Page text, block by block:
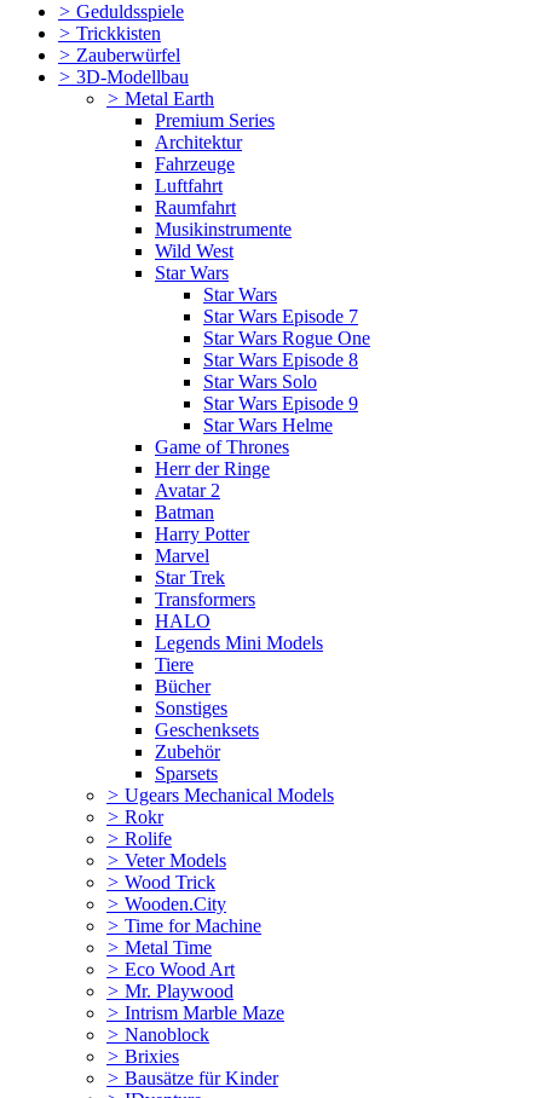
> Geduldsspiele
> Trickkisten
> Zauberwürfel
> 3D-Modellbau
> Metal Earth
Premium Series
Architektur
Fahrzeuge
Luftfahrt
Raumfahrt
Musikinstrumente
Wild West
Star Wars
Star Wars
Star Wars Episode 7
Star Wars Rogue One
Star Wars Episode 8
Star Wars Solo
Star Wars Episode 9
Star Wars Helme
Game of Thrones
Herr der Ringe
Avatar 2
Batman
Harry Potter
Marvel
Star Trek
Transformers
HALO
Legends Mini Models
Tiere
Bücher
Sonstiges
Geschenksets
Zubehör
Sparsets
> Ugears Mechanical Models
> Rokr
> Rolife
> Veter Models
> Wood Trick
> Wooden.City
> Time for Machine
> Metal Time
> Eco Wood Art
> Mr. Playwood
> Intrism Marble Maze
> Nanoblock
> Brixies
> Bausätze für Kinder